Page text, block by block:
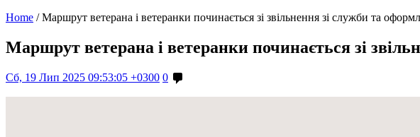
Home / Маршрут ветерана і ветеранки починається зі звільнення зі служби та
Маршрут ветерана і ветеранки починається зі
Сб, 19 Лип 2025 09:53:05 +0300 0